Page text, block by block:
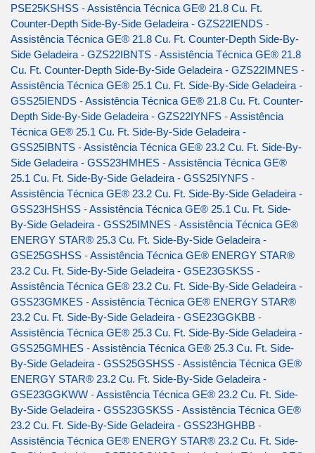
PSE25KSHSS -Assistência Técnica GE® 21.8 Cu. Ft.
Counter-Depth Side-By-Side Geladeira - GZS22IENDS -
Assistência Técnica GE® 21.8 Cu. Ft. Counter-Depth Side-By-
Side Geladeira - GZS22IBNTS -Assistência Técnica GE® 21.8
Cu. Ft. Counter-Depth Side-By-Side Geladeira - GZS22IMNES -
Assistência Técnica GE® 25.1 Cu. Ft. Side-By-Side Geladeira -
GSS25IENDS -Assistência Técnica GE® 21.8 Cu. Ft. Counter-
Depth Side-By-Side Geladeira - GZS22IYNFS -Assistência
Técnica GE® 25.1 Cu. Ft. Side-By-Side Geladeira -
GSS25IBNTS -Assistência Técnica GE® 23.2 Cu. Ft. Side-By-
Side Geladeira - GSS23HMHES -Assistência Técnica GE®
25.1 Cu. Ft. Side-By-Side Geladeira - GSS25IYNFS -
Assistência Técnica GE® 23.2 Cu. Ft. Side-By-Side Geladeira -
GSS23HSHSS -Assistência Técnica GE® 25.1 Cu. Ft. Side-
By-Side Geladeira - GSS25IMNES -Assistência Técnica GE®
ENERGY STAR® 25.3 Cu. Ft. Side-By-Side Geladeira -
GSE25GSHSS -Assistência Técnica GE® ENERGY STAR®
23.2 Cu. Ft. Side-By-Side Geladeira - GSE23GSKSS -
Assistência Técnica GE® 23.2 Cu. Ft. Side-By-Side Geladeira -
GSS23GMKES -Assistência Técnica GE® ENERGY STAR®
23.2 Cu. Ft. Side-By-Side Geladeira - GSE23GGKBB -
Assistência Técnica GE® 25.3 Cu. Ft. Side-By-Side Geladeira -
GSS25GMHES -Assistência Técnica GE® 25.3 Cu. Ft. Side-
By-Side Geladeira - GSS25GSHSS -Assistência Técnica GE®
ENERGY STAR® 23.2 Cu. Ft. Side-By-Side Geladeira -
GSE23GGKWW -Assistência Técnica GE® 23.2 Cu. Ft. Side-
By-Side Geladeira - GSS23GSKSS -Assistência Técnica GE®
23.2 Cu. Ft. Side-By-Side Geladeira - GSS23HGHBB -
Assistência Técnica GE® ENERGY STAR® 23.2 Cu. Ft. Side-